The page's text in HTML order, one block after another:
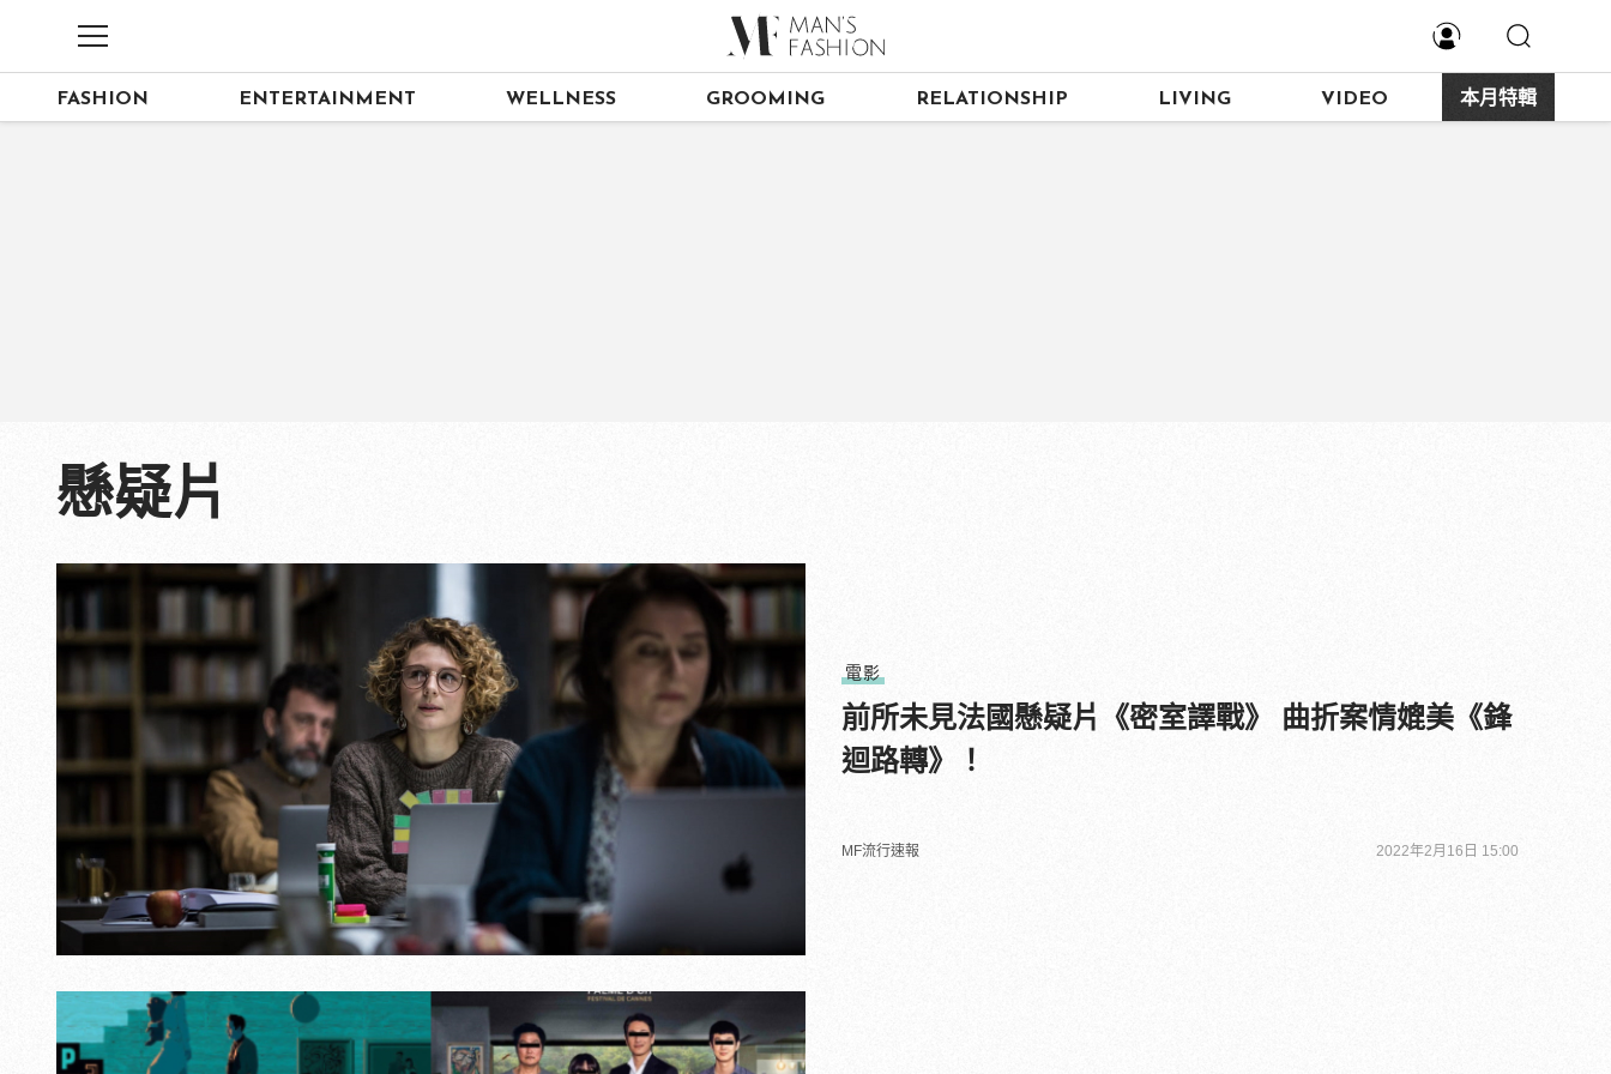
FASHION ENTERTAINMENT WELLNESS GROOMING RELATIONSHIP LIVING VIDEO 本月特輯
懸疑片
電影
前所未見法國懸疑片《密室譯戰》 曲折案情媲美《鋒
迴路轉》！
MF流行速報 2022年2月16日 15:00